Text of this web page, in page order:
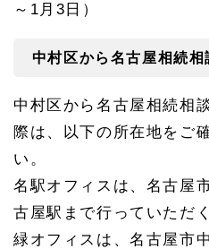
～1月3日）
中村区から名古屋相続
中村区から名古屋相続相
際は、以下の所在地をご
い。
名駅オフィスは、名古屋
古屋駅まで行っていただ
緑オフィスは、名古屋市